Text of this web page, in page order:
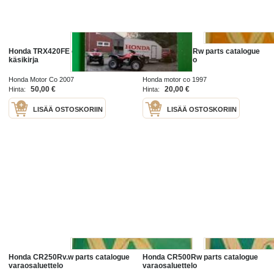
Honda TRX420FE omistajan
käsikirja
Honda Motor Co 2007
Hinta:
50,00 €
LISÄÄ OSTOSKORIIN
Honda CR 125Rw parts catalogue
varaosaluettelo
Honda motor co 1997
Hinta:
20,00 €
LISÄÄ OSTOSKORIIN
Honda CR250Rv.w parts catalogue
varaosaluettelo
Honda CR500Rw parts catalogue
varaosaluettelo